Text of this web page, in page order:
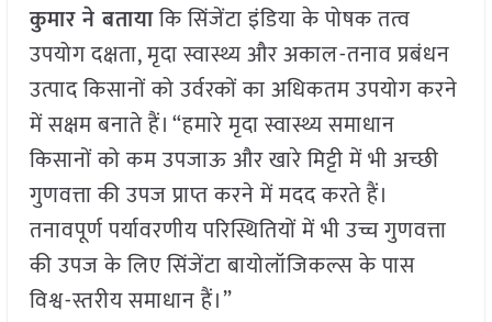
कुमार ने बतायाकि सिंजेंटा इंडिया के पोषक तत्व
उपयोग दक्षता, मृदा स्वास्थ्य और अकाल-तनाव प्रबंधन
उत्पाद किसानों को उर्वरकों का अधिकतम उपयोग करने
में सक्षम बनाते हैं। “हमारे मृदा स्वास्थ्य समाधान
किसानों को कम उपजाऊ और खारे मिट्टी में भी अच्छी
गुणवत्ता की उपज प्राप्त करने में मदद करते हैं।
तनावपूर्ण पर्यावरणीय परिस्थितियों में भी उच्च गुणवत्ता
की उपज के लिए सिंजेंटा बायोलॉजिकल्स के पास
विश्व-स्तरीय समाधान हैं।”